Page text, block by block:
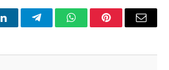
LinkedInTelegramWhatsAppPinterestEmail